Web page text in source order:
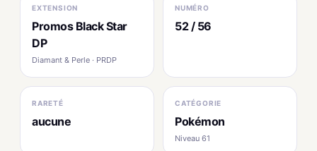
EXTENSION
Promos Black Star
DP
Diamant & Perle · PRDP
NUMÉRO
52 / 56
RARETÉ
aucune
CATÉGORIE
Pokémon
Niveau 61